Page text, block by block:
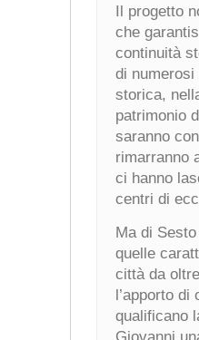
Il progetto
che
continuità
di
storica,
patrimonio
saranno
rimarranno
ci hanno
centri di
Ma di
quelle
città da
l’apporto
qualificano